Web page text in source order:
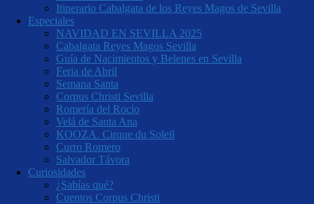
Itinerario Cabalgata de los Reyes Magos de Sevilla
Especiales
NAVIDAD EN SEVILLA 2025
Cabalgata Reyes Magos Sevilla
Guía de Nacimientos y Belenes en Sevilla
Feria de Abril
Semana Santa
Corpus Christi Sevilla
Romería del Rocío
Velá de Santa Ana
KOOZA. Cirque du Soleil
Curro Romero
Salvador Távora
Curiosidades
¿Sabías qué?
Cuentos Corpus Christi